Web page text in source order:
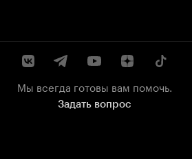
Мы всегда готовы вам помочь.
Задать вопрос